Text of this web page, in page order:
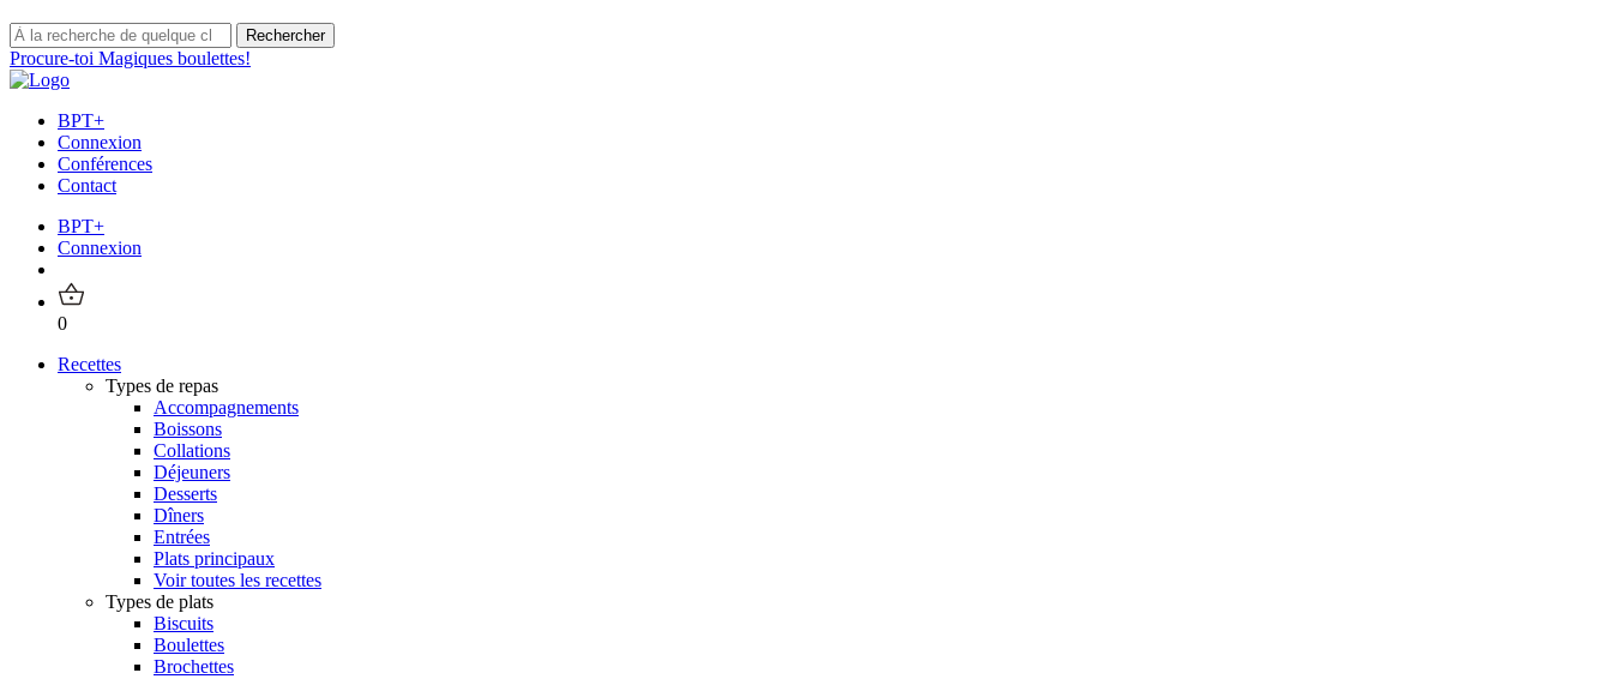
Procure-toi Magiques boulettes!
BPT+
Connexion
Conférences
Contact
BPT+
Connexion
0
Recettes
Types de repas
Accompagnements
Boissons
Collations
Déjeuners
Desserts
Dîners
Entrées
Plats principaux
Voir toutes les recettes
Types de plats
Biscuits
Boulettes
Brochettes